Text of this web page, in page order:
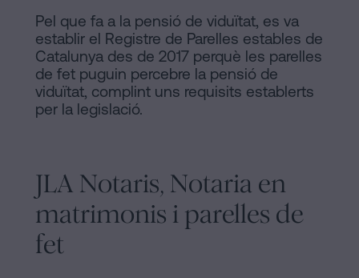
Pel que fa a la pensió de viduïtat, es va
establir el Registre de Parelles estables de
Catalunya des de 2017 perquè les parelles
de fet puguin percebre la pensió de
viduïtat, complint uns requisits establerts
per la legislació.
JLA Notaris, Notaria en
matrimonis i parelles de
fet